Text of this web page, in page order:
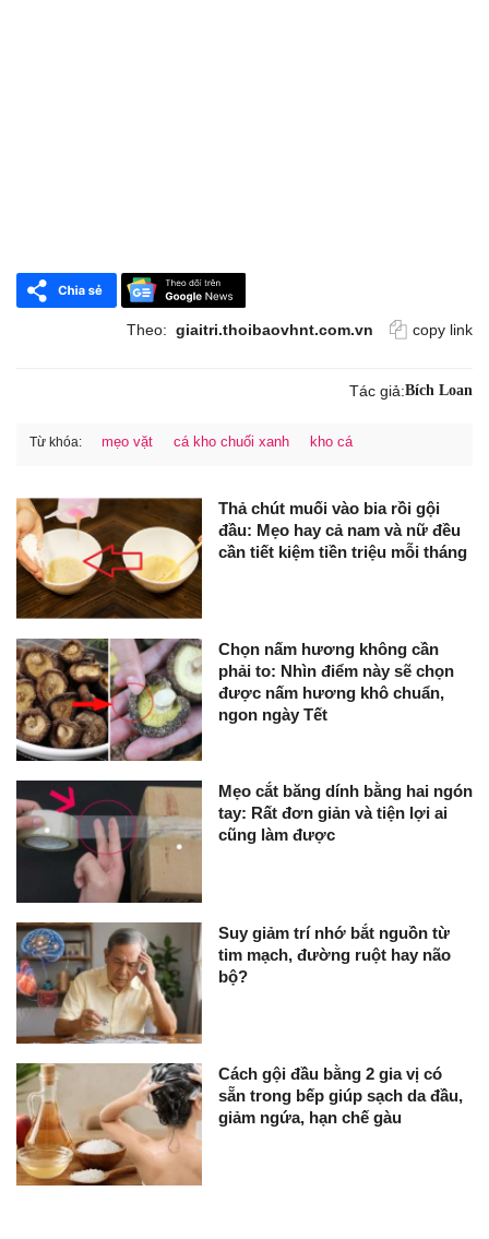
Theo: giaitri.thoibaovhnt.com.vn copy link
Tác giả:Bích Loan
Từ khóa: mẹo vặt cá kho chuối xanh kho cá
Thả chút muối vào bia rồi gội
đầu: Mẹo hay cả nam và nữ đều
cần tiết kiệm tiền triệu mỗi tháng
Chọn nấm hương không cần
phải to: Nhìn điểm này sẽ chọn
được nấm hương khô chuẩn,
ngon ngày Tết
Mẹo cắt băng dính bằng hai ngón
tay: Rất đơn giản và tiện lợi ai
cũng làm được
Suy giảm trí nhớ bắt nguồn từ
tim mạch, đường ruột hay não
bộ?
Cách gội đầu bằng 2 gia vị có
sẵn trong bếp giúp sạch da đầu,
giảm ngứa, hạn chế gàu